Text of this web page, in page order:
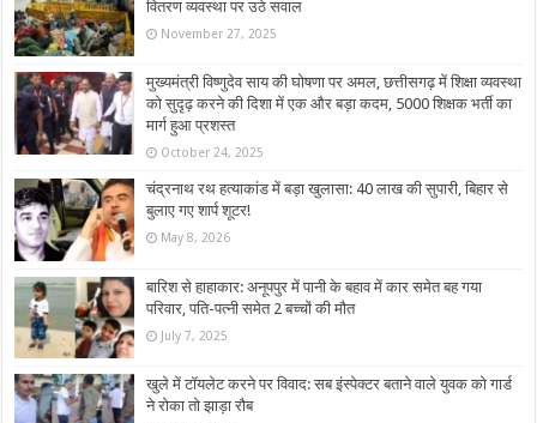
वितरण व्यवस्था पर उठे सवाल
November 27, 2025
मुख्यमंत्री विष्णुदेव साय की घोषणा पर अमल, छत्तीसगढ़ में शिक्षा व्यवस्था
को सुदृढ़ करने की दिशा में एक और बड़ा कदम, 5000 शिक्षक भर्ती का
मार्ग हुआ प्रशस्त
October 24, 2025
चंद्रनाथ रथ हत्याकांड में बड़ा खुलासा: 40 लाख की सुपारी, बिहार से
बुलाए गए शार्प शूटर!
May 8, 2026
बारिश से हाहाकार: अनूपपुर में पानी के बहाव में कार समेत बह गया
परिवार, पति-पत्नी समेत 2 बच्चों की मौत
July 7, 2025
खुले में टॉयलेट करने पर विवाद: सब इंस्पेक्टर बताने वाले युवक को गार्ड
ने रोका तो झाड़ा रौब